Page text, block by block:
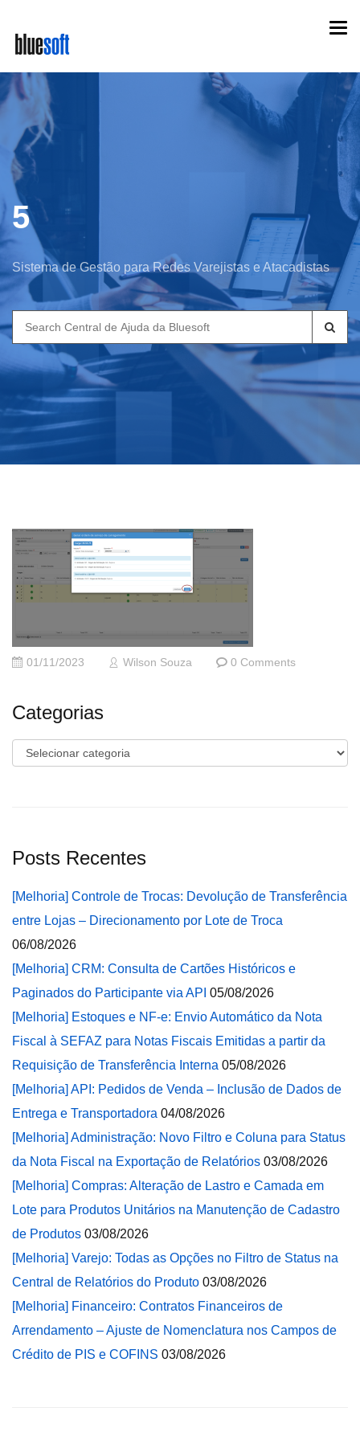
main
content
5
Sistema de Gestão para Redes Varejistas e Atacadistas
Search
for:
01/11/2023 Wilson Souza 0 Comments
Categorias
Categorias
Posts Recentes
[Melhoria] Controle de Trocas: Devolução de Transferência
entre Lojas – Direcionamento por Lote de Troca
06/08/2026
[Melhoria] CRM: Consulta de Cartões Históricos e
Paginados do Participante via API 05/08/2026
[Melhoria] Estoques e NF-e: Envio Automático da Nota
Fiscal à SEFAZ para Notas Fiscais Emitidas a partir da
Requisição de Transferência Interna 05/08/2026
[Melhoria] API: Pedidos de Venda – Inclusão de Dados de
Entrega e Transportadora 04/08/2026
[Melhoria] Administração: Novo Filtro e Coluna para Status
da Nota Fiscal na Exportação de Relatórios 03/08/2026
[Melhoria] Compras: Alteração de Lastro e Camada em
Lote para Produtos Unitários na Manutenção de Cadastro
de Produtos 03/08/2026
[Melhoria] Varejo: Todas as Opções no Filtro de Status na
Central de Relatórios do Produto 03/08/2026
[Melhoria] Financeiro: Contratos Financeiros de
Arrendamento – Ajuste de Nomenclatura nos Campos de
Crédito de PIS e COFINS 03/08/2026